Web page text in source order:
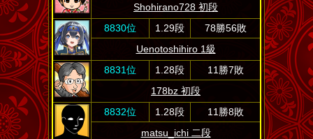
Shohirano728 初段
8830位
1.29段
78勝56敗
Uenotoshihiro 1級
8831位
1.28段
11勝7敗
178bz 初段
8832位
1.28段
11勝8敗
matsu_ichi 二段